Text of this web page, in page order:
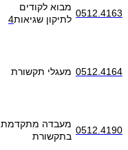
0512.4163
מבוא לקודים
לתיקון שגיאות4
0512.4164 מעגלי תקשורת
0512.4190
מעבדה מתקדמת
בתקשורת